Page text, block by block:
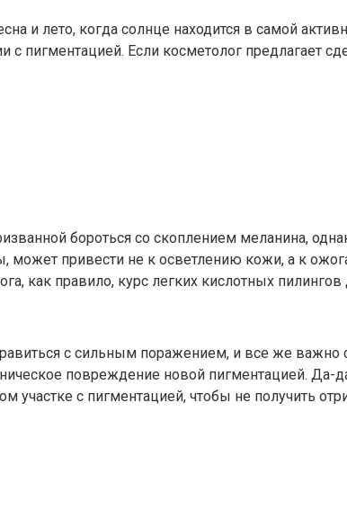
и лето, когда солнце находится в самой
пигментацией. Если косметолог предлагает
бороться со скоплением меланина,
привести не к осветлению кожи, а к
как правило, курс легких кислотных пилингов
с сильным поражением, и все же
повреждение новой пигментацией.
с пигментацией, чтобы не получить